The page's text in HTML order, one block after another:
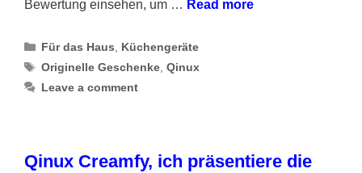
Bewertung einsehen, um … Read more
Categories
Für das Haus
Küchengeräte
Tags
Originelle Geschenke ,Qinux
Leave a comment
Qinux Creamfy, ich präsentiere die